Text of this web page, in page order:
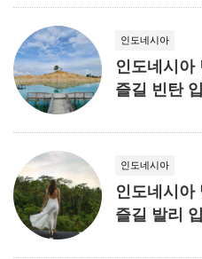
인도네시아
인도네시아
즐길 빈탄
인도네시아
인도네시아
즐길 발리